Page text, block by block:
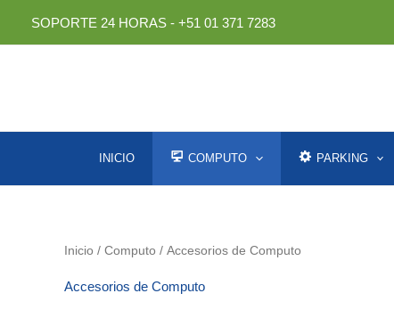
SOPORTE 24 HORAS - +51 01 371 7283
INICIO COMPUTO PARKING
Inicio / Computo / Accesorios de Computo
Accesorios de Computo